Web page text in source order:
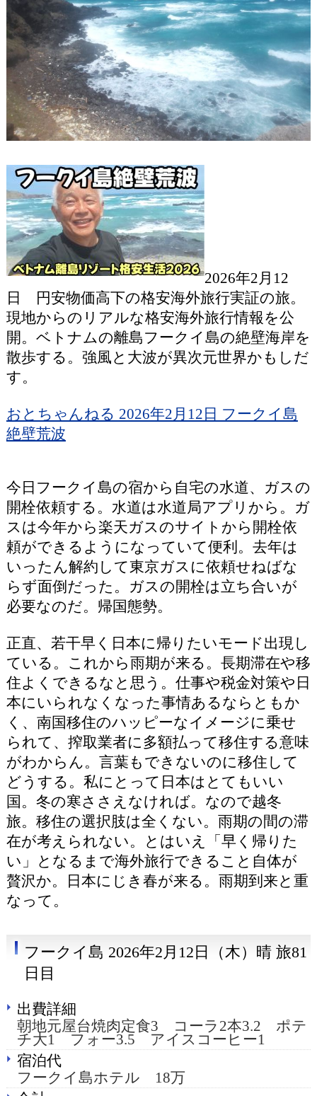
2026年2月12
日 円安物価高下の格安海外旅行実証の旅。
現地からのリアルな格安海外旅行情報を公
開。ベトナムの離島フークイ島の絶壁海岸を
散歩する。強風と大波が異次元世界かもしだ
す。
おとちゃんねる 2026年2月12日 フークイ島
絶壁荒波
今日フークイ島の宿から自宅の水道、ガスの
開栓依頼する。水道は水道局アプリから。ガ
スは今年から楽天ガスのサイトから開栓依
頼ができるようになっていて便利。去年は
いったん解約して東京ガスに依頼せねばな
らず面倒だった。ガスの開栓は立ち合いが
必要なのだ。帰国態勢。
正直、若干早く日本に帰りたいモード出現し
ている。これから雨期が来る。長期滞在や移
住よくできるなと思う。仕事や税金対策や日
本にいられなくなった事情あるならともか
く、南国移住のハッピーなイメージに乗せ
られて、搾取業者に多額払って移住する意味
がわからん。言葉もできないのに移住して
どうする。私にとって日本はとてもいい
国。冬の寒ささえなければ。なので越冬
旅。移住の選択肢は全くない。雨期の間の滞
在が考えられない。とはいえ「早く帰りた
い」となるまで海外旅行できること自体が
贅沢か。日本にじき春が来る。雨期到来と重
なって。
フークイ島 2026年2月12日（木）晴 旅81
日目
出費詳細
朝地元屋台焼肉定食3 コーラ2本3.2 ポテ
チ大1 フォー3.5 アイスコーヒー1
宿泊代
フークイ島ホテル 18万